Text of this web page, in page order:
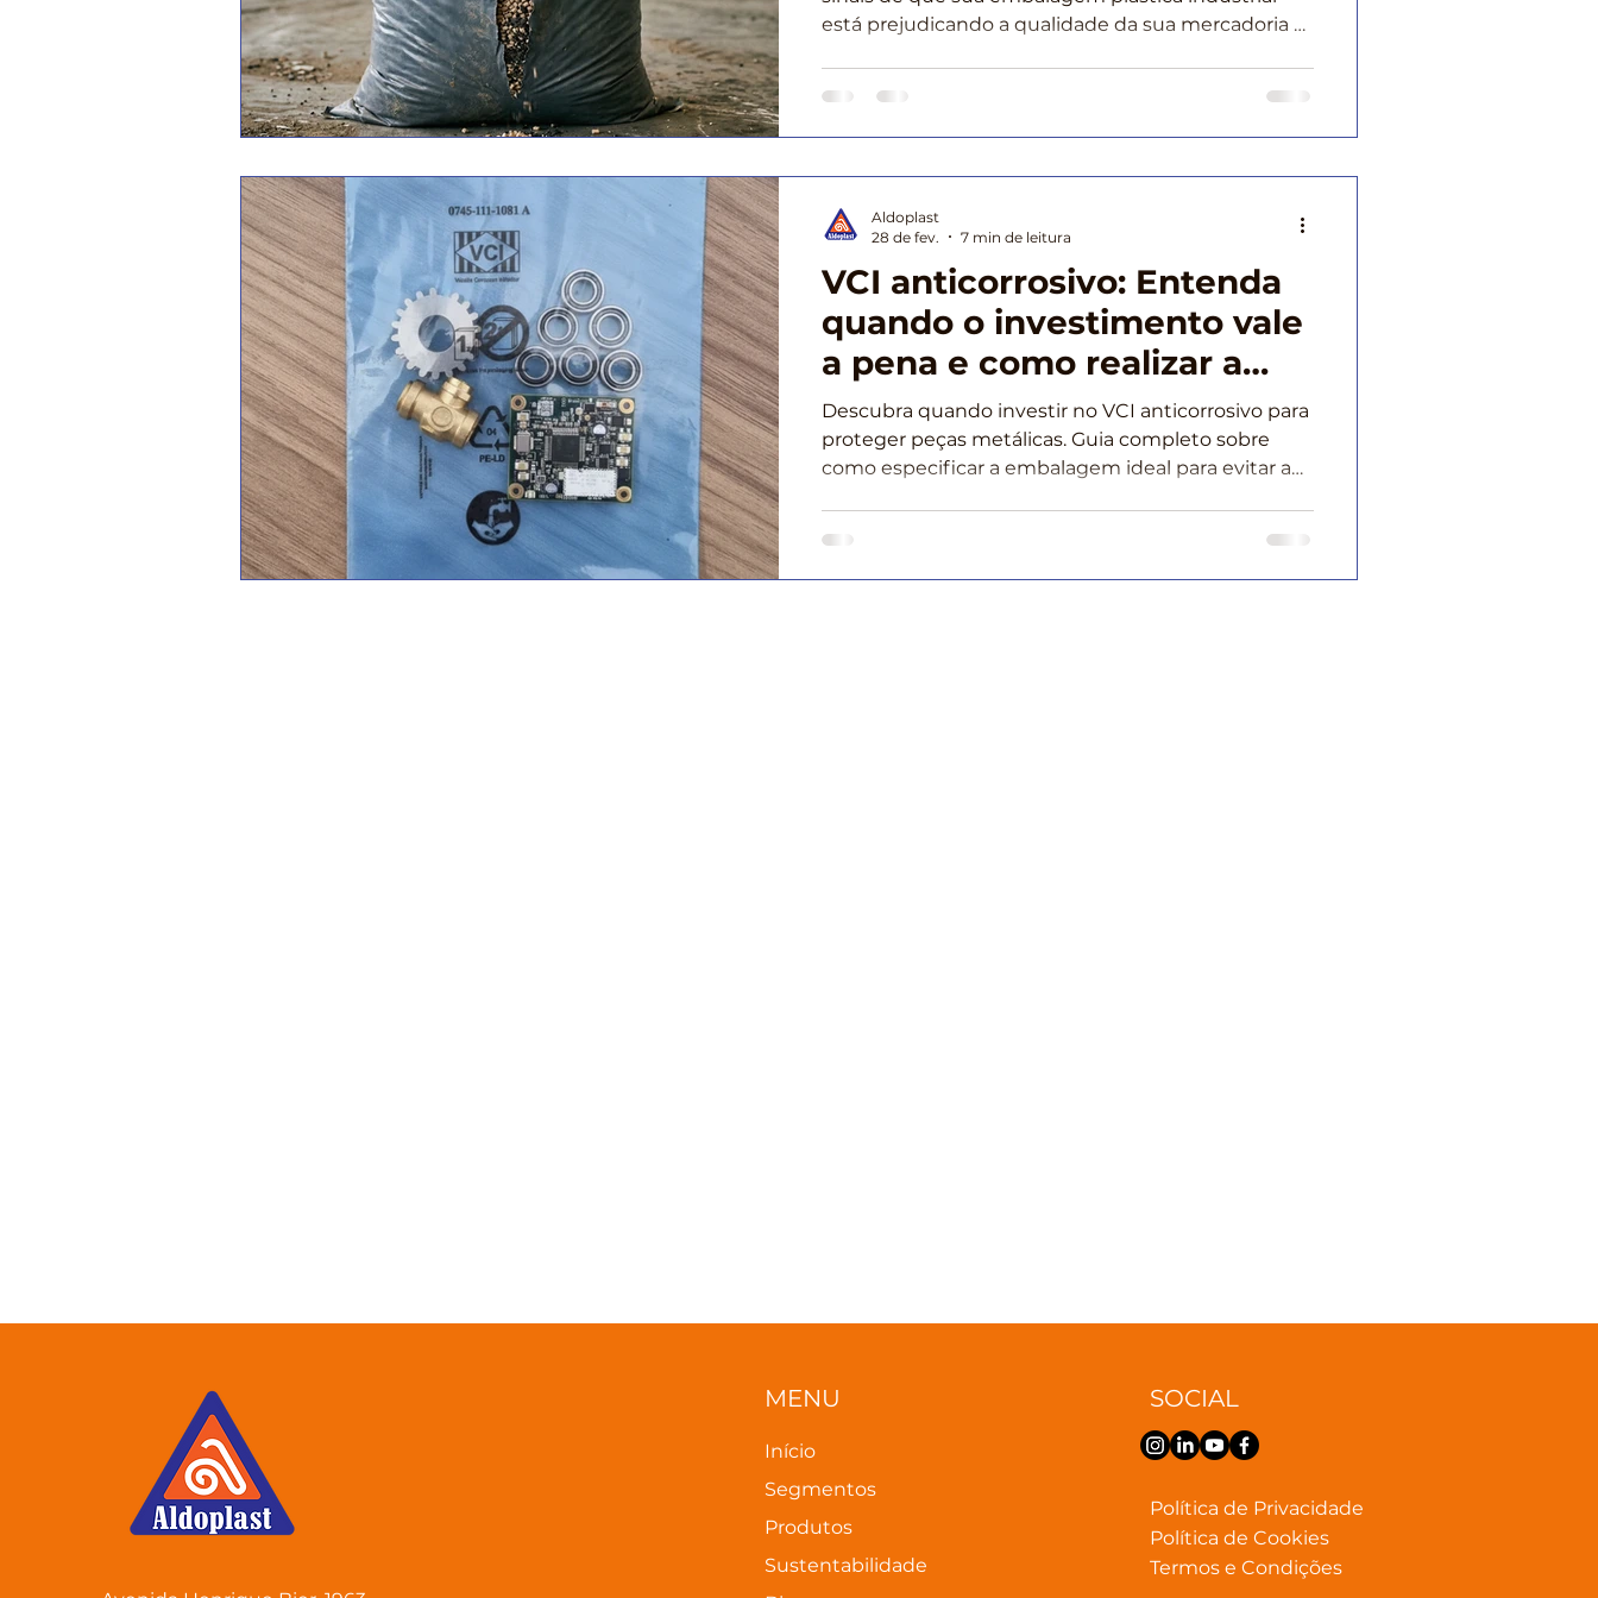
está prejudicando a qualidade da sua mercadoria e
VCI anticorrosivo: Entenda
quando o investimento vale
a pena e como realizar a
especificação correta
Descubra quando investir no VCI anticorrosivo para
proteger peças metálicas. Guia completo sobre
como especificar a embalagem ideal para evitar a
Aldoplast
28 de fev.
7 min de leitura
MENU
Início
Segmentos
Produtos
Sustentabilidade
SOCIAL
Política de Privacidade
Política de Cookies
Termos e Condições